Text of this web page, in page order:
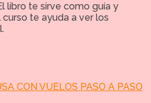
libro te sirve como guía y
te ayuda a ver los